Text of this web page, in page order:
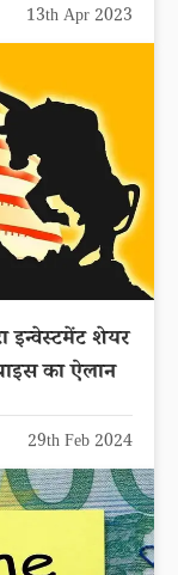
13th Apr 2023
इन्वेस्टमेंट शेयर
का ऐलान
29th Feb 2024